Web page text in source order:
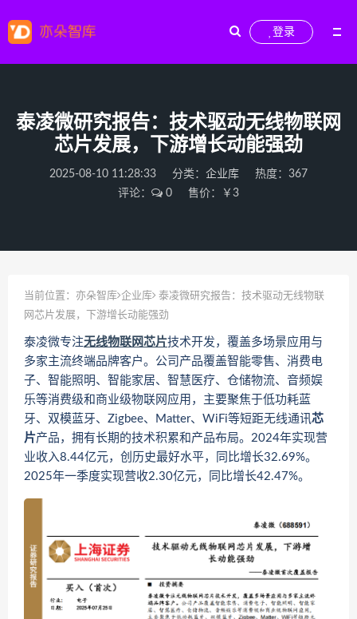
登录
泰凌微研究报告：技术驱动无线物联网
芯片发展，下游增长动能强劲
2025-08-10 11:28:33 分类： 企业库
热度：367
评论：
0 售价：￥3
当前位置： 亦朵智库 企业库
泰凌微研究报告：技术驱动无线物联
网芯片发展，下游增长动能强劲
泰凌微专注无线物联网芯片技术开发，覆盖多场景应用与
多家主流终端品牌客户。公司产品覆盖智能零售、消费电
子、智能照明、智能家居、智慧医疗、仓储物流、音频娱
乐等消费级和商业级物联网应用，主要聚焦于低功耗蓝
牙、双模蓝牙、Zigbee、Matter、WiFi等短距无线通讯芯
片产品，拥有长期的技术积累和产品布局。2024年实现营
业收入8.44亿元，创历史最好水平，同比增长32.69%。
2025年一季度实现营收2.30亿元，同比增长42.47%。